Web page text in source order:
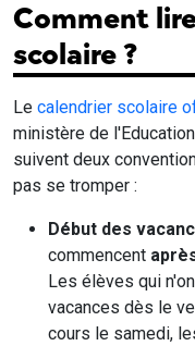
Comment
scolaire ?
Le calendrier scolaire
ministère de
suivent deux
pas se tromper :
Début des
commencent
Les élèves qui
vacances dès le
cours le samedi,